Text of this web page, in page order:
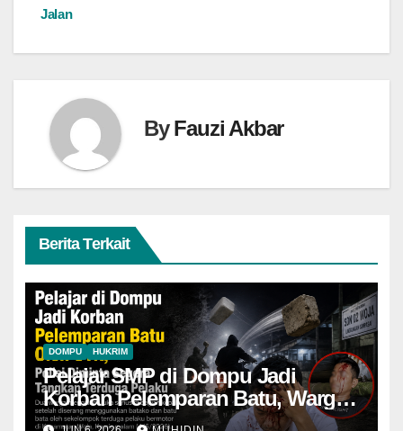
Jalan
ByFauzi Akbar
Berita Terkait
DOMPU HUKRIM
Pelajar SMP di Dompu Jadi
Korban Pelemparan Batu, Warga
Harap Polisi Segera Ungkap